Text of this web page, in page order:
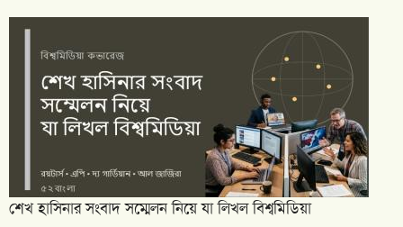
শেখ হাসিনার সংবাদ সম্মেলন নিয়ে যা লিখল বিশ্বমিডিয়া